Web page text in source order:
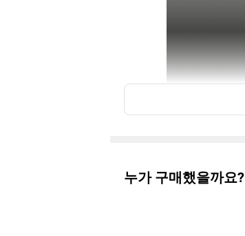
누가 구매했을까요?